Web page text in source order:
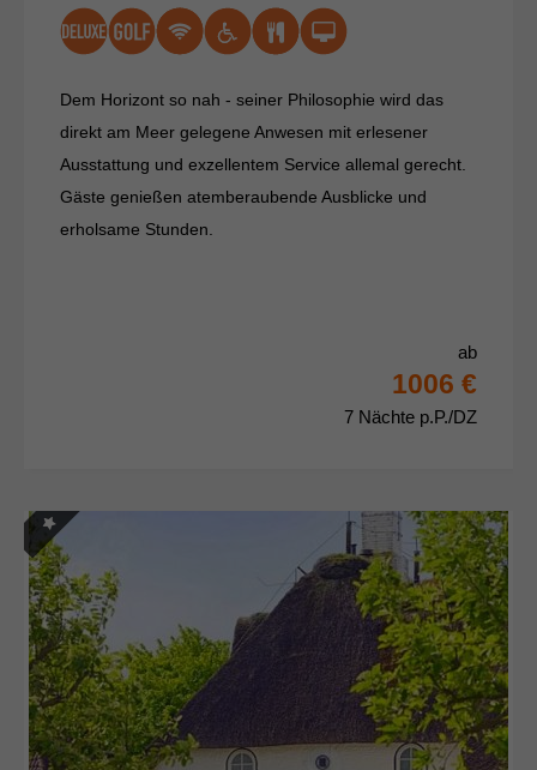
Dem Horizont so nah - seiner Philosophie wird das
direkt am Meer gelegene Anwesen mit erlesener
Ausstattung und exzellentem Service allemal gerecht.
Gäste genießen atemberaubende Ausblicke und
erholsame Stunden.
ab
1006 €
7 Nächte p.P./DZ